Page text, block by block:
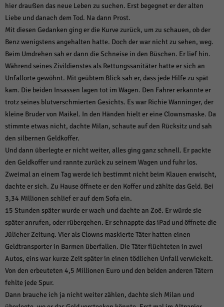
hier draußen das neue Leben zu suchen. Erst begegnet er der alten
Liebe und danach dem Tod. Na dann Prost.
Mit diesen Gedanken ging er die Kurve zurück, um zu schauen, ob der
Benz wenigstens angehalten hatte. Doch der war nicht zu sehen, weg.
Beim Umdrehen sah er dann die Schneise in den Büschen. Er lief hin.
Während seines Zivildienstes als Rettungssanitäter hatte er sich an
Unfallorte gewöhnt. Mit geübtem Blick sah er, dass jede Hilfe zu spät
kam. Die beiden Insassen lagen tot im Wagen. Den Fahrer erkannte er
trotz seines blutverschmierten Gesichts. Es war Richie Wanninger, der
kleine Bruder von Maikel. In den Händen hielt er eine Clownsmaske. Da
stimmte etwas nicht, dachte Milan, schaute auf den Rücksitz und sah
den silbernen Geldkoffer.
Und dann überlegte er nicht weiter, alles ging ganz schnell. Er packte
den Geldkoffer und rannte zurück zu seinem Wagen und fuhr los.
Zweimal an einem Tag werde ich bestimmt nicht beim Klauen erwischt,
dachte er sich. Zu Hause öffnete er den Koffer und zählte das Geld. Bei
3,34 Millionen schlief er auf dem Sofa ein.
15 Stunden später wurde er wach und dachte an Zoë. Er würde sie
später anrufen, oder rübergehen. Er schnappte das iPad und öffnete die
Jülicher Zeitung. Vier als Clowns maskierte Täter hatten einen
Geldtransporter in Barmen überfallen. Die Täter flüchteten in zwei
Autos, eins war kurze Zeit später in einen tödlichen Unfall verwickelt.
Von den erbeuteten 4,5 Millionen Euro und den beiden anderen Tätern
fehlte jede Spur.
Dann brauche ich ja nicht weiter zählen, dachte sich Milan und